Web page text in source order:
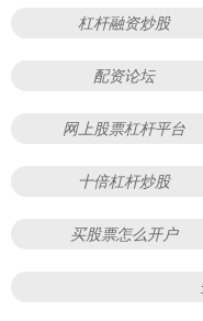
杠杆融资炒股
配资论坛
网上股票杠杆平台
十倍杠杆炒股
买股票怎么开户